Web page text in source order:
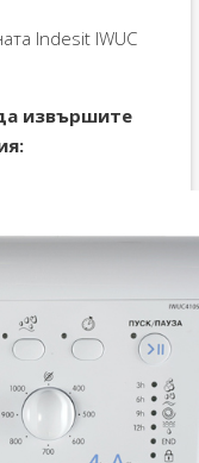
Indesit IWUC
извършите